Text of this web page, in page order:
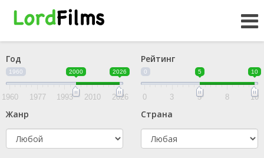
Год
1960 2000 2026
1960 1977 1993 2010 2026
Рейтинг
0 5 10
0 3 5 8 10
Жанр Страна